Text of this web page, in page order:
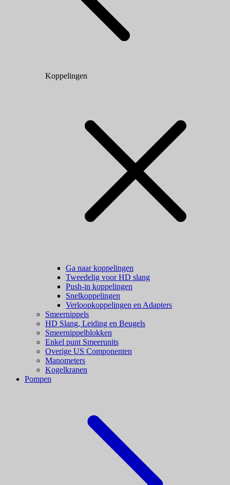
Koppelingen
Ga naar koppelingen
Tweedelig voor HD slang
Push-in koppelingen
Snelkoppelingen
Verloopkoppelingen en Adapters
Smeernippels
HD Slang, Leiding en Beugels
Smeernippelblokken
Enkel punt Smeerunits
Overige US Componenten
Manometers
Kogelkranen
Pompen